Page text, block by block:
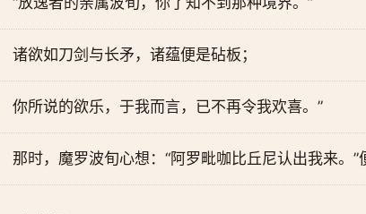
诸欲如刀剑与长矛，诸蕴便是砧板；
你所说的欲乐，于我而言，已不再令我欢喜。”
那时，魔罗波旬心想：“阿罗毗咖比丘尼认出我来。”